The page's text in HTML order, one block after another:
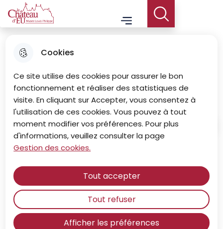
Cookies
Ce site utilise des cookies pour assurer le bon
fonctionnement et réaliser des statistiques de
visite. En cliquant sur Accepter, vous consentez à
l'utilisation de ces cookies. Vous pouvez à tout
moment modifier vos préférences. Pour plus
d'informations, veuillez consulter la page
Gestion des cookies.
Afficher les préférences
Tout accepter
Tout refuser
Aller
au
menu
contenu
principal
site
Le Château d'Eu - Musée Louis-Philippe
Menu principal
Menu
héritage
Accueil
"Un grand mémorial nostalgique
de la période impériale
Du 25 juillet au 2 novembre 2025, le Musée
Louis-Philippe organise l'exposition Le Brésil à
Eu, un empire en héritage.